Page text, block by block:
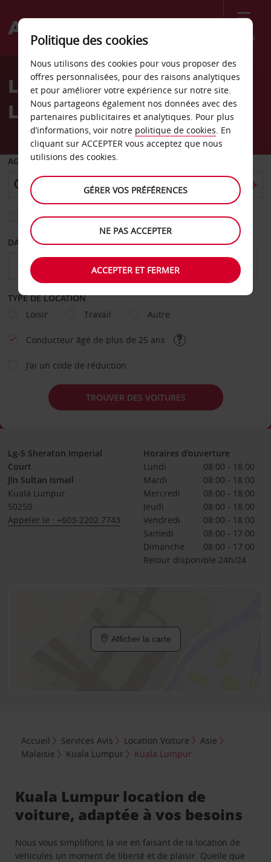
Menu
Welcome
AvisLocation de voiture Kuala
Lumpur
AGENCE DE DÉPART
Sélectionnez une autre agence de retour
DATE DE DÉPART DATE DE RETOUR
TYPE DE LOCATION
Loisir
Travail Autre
Conducteur âgé de plus de 25 ans
J’ai un code de réduction
TROUVER DES VOITURES
Lg-5 Sheraton Imperial
Court
Jln Sultan Ismail
Kuala Lumpur
50250
Appeler le : +603-2202 7743
Horaires d'ouverture
Lundi
08:00 - 18:00
Mardi
08:00 - 18:00
Mercredi
08:00 - 18:00
Jeudi
08:00 - 18:00
Vendredi
08:00 - 18:00
Samedi
08:00 - 17:00
Dimanche
08:00 - 17:00
Retour disponible 24h/24
Afficher la carte
Accueil Services Avis Location Voiture
Asie
Malaisie
Kuala Lumpur Kuala Lumpur
Kuala Lumpur location de
voiture, adaptée à vos besoins
Nous vous simplifions la vie en faisant de la location de
véhicules un moment de liberté et de plaisir. Quelle que
Politique des cookies
Nous utilisons des cookies pour vous proposer des
offres personnalisées, pour des raisons analytiques
et pour améliorer votre expérience sur notre site.
Nous partageons également nos données avec des
partenaires publicitaires et analytiques. Pour plus
d’informations, voir notre politique de cookies. En
cliquant sur ACCEPTER vous acceptez que nous
utilisions des cookies.
GÉRER VOS PRÉFÉRENCES
NE PAS ACCEPTER
ACCEPTER ET FERMER